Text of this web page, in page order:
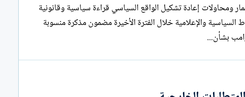
المقترحات الأمريكية لإدارة غزة: بين متطلبات إعادة الإعمار ومحاولات إعادة تشكيل الواقع السياسي قراءة سياسية وقانونية
علي أبو حبلة تتداول الأوساط السياسية والإعلامية خلال الفترة الأخيرة مضمون مذكرة منسوبة
بشأن...